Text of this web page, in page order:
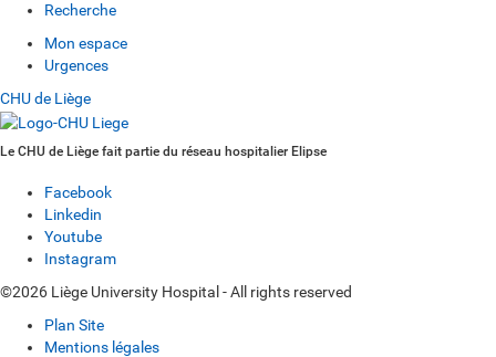
Recherche
Mon espace
Urgences
CHU de Liège
Le CHU de Liège fait partie du réseau hospitalier Elipse
Facebook
Linkedin
Youtube
Instagram
©2026 Liège University Hospital - All rights reserved
Plan Site
Mentions légales